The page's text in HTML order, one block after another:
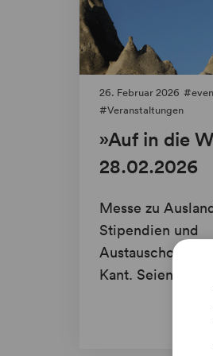
26. Februar 2026
Veranstaltungen
»Auf in die
28.02.2026
Messe zu
Stipendien und
Kant. Seien Sie